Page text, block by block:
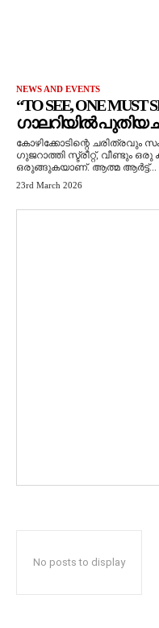
NEWS AND EVENTS
“TO SEE, ONE
ഗാലറിയിൽ പുതിയ
കോഴിക്കോടിന്റെ ചരിത്രവും
ഗുജറാത്തി സ്ട്രീറ്റ്, വീണ്ടും
ഒരുങ്ങുകയാണ്. ആത്മ ആർട്ട്...
23rd March 2026
No posts to display